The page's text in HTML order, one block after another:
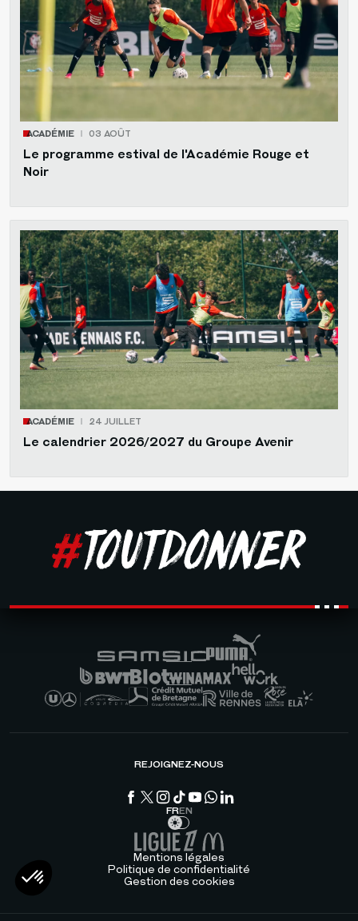
ACADÉMIE 03 AOÛT
Le programme estival de l'Académie Rouge et
Noir
ACADÉMIE 24 JUILLET
Le calendrier 2026/2027 du Groupe Avenir
REJOIGNEZ-NOUS
FREN
Mentions légales
Politique de confidentialité
Gestion des cookies